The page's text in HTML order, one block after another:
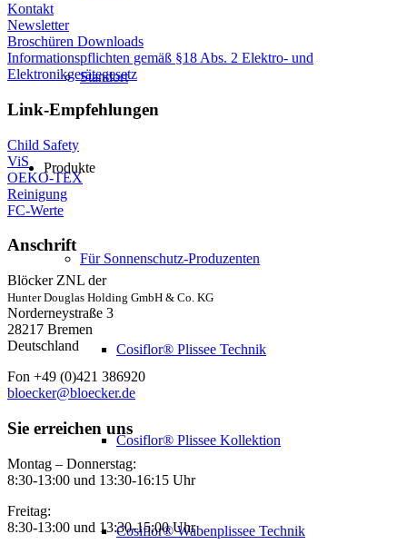
Standort
Produkte
Für Sonnenschutz-Produzenten
Cosiflor® Plissee Technik
Cosiflor® Plissee Kollektion
Cosiflor® Wabenplissee Technik
Kontakt
Newsletter
Broschüren Downloads
Informationspflichten gemäß §18 Abs. 2 Elektro- und
Elektronikgerätegesetz
Link-Empfehlungen
Child Safety
ViS
OEKO-TEX
Reinigung
FC-Werte
Anschrift
Blöcker ZNL der
Hunter Douglas Holding GmbH & Co. KG
Norderneystraße 3
28217 Bremen
Deutschland
Fon +49 (0)421 386920
bloecker@bloecker.de
Sie erreichen uns
Montag – Donnerstag:
8:30-13:00 und 13:30-16:15 Uhr
Freitag:
8:30-13:00 und 13:30-15:00 Uhr